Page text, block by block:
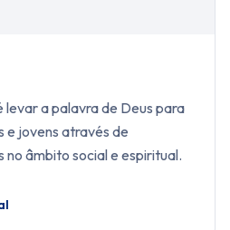
a palavra de Deus para
e jovens através de
âmbito social e espiritual.